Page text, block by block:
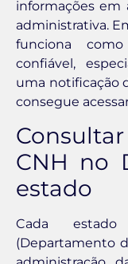
informações em
administrativa.
funciona
confiável,
uma notificação
consegue
CNH no
estado
Cada
(Departamento